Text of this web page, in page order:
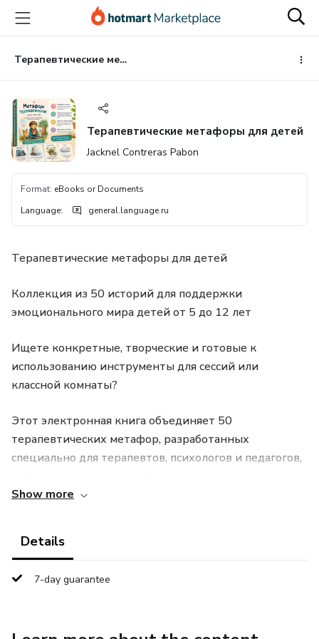
main
content
Терапевтические метафоры для детей
Терапевтические метафоры для детей
Jacknel Contreras Pabon
Format: eBooks or Documents
Language: general.language.ru
Терапевтические метафоры для детей
Коллекция из 50 историй для поддержки
эмоционального мира детей от 5 до 12 лет
Ищете конкретные, творческие и готовые к
использованию инструменты для сессий или
классной комнаты?
Этот электронная книга объединяет 50
терапевтических метафор, разработанных
специально для терапевтов, психологов и педагогов,
между внутренним миром ребёнка и словами,
Что включает каждая метафора?
Доступная и эмоциональная повествовательная
Show more
Details
7-day guarantee